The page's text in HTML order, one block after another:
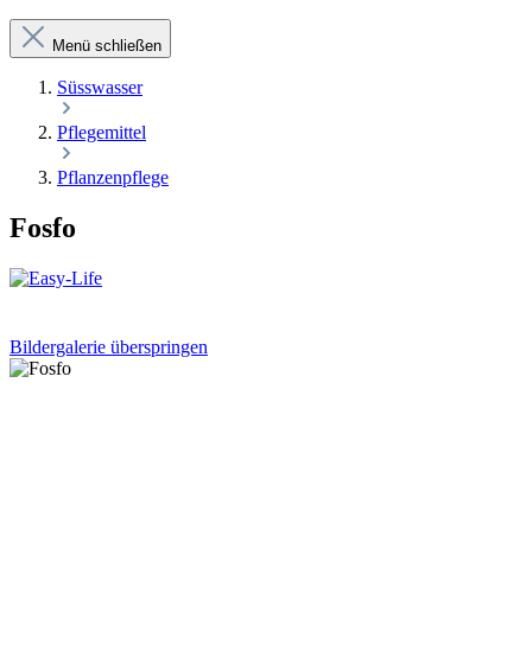
Menü schließen
Süsswasser
Pflegemittel
Pflanzenpflege
Fosfo
Bildergalerie überspringen